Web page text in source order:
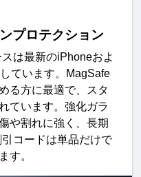
プロテクション
は最新のiPhoneおよ
ています。MagSafe
る方に最適で、スタ
ています。強化ガラ
や割れに強く、長期
コードは単品だけで
す。